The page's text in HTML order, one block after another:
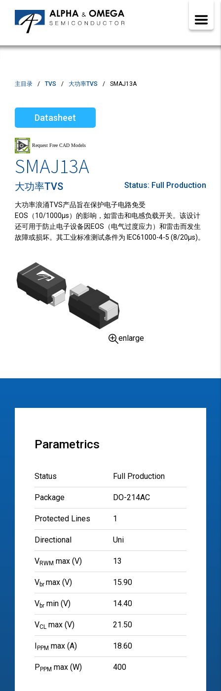
主目录 TVS 大功率TVS SMAJ13A
Datasheet
SMAJ13A
大功率TVS Status: Full Production
大功率浪涌TVS产品旨在保护电子电路免受
EOS（10/1000µs）的影响，如雷击和电感负载开关。该设计
还可用于防止电子设备因EOS（电气过度应力）和雷击而发生
故障或损坏。其工业标准测试条件为 IEC61000-4-5 (8/20µs)。
enlarge
Parametrics
Status Full Production
Package DO-214AC
Protected Lines 1
Directional Uni
VRWM max (V) 13
Vbr max (V) 15.90
Vbr min (V) 14.40
VCL max (V) 21.50
PPM max (A) 18.60
P PPM max (W) 400